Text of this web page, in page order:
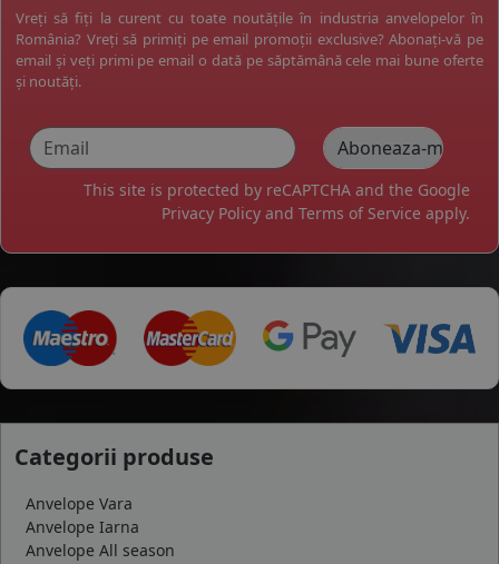
Vreți să fiți la curent cu toate noutățile în industria anvelopelor în
România? Vreți să primiți pe email promoții exclusive? Abonați-vă pe
email și veți primi pe email o dată pe săptămână cele mai bune oferte
și noutăți.
This site is protected by reCAPTCHA and the Google
Privacy Policy and Terms of Service apply.
Categorii produse
Anvelope Vara
Anvelope Iarna
Anvelope All season